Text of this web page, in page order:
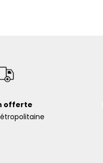
offerte